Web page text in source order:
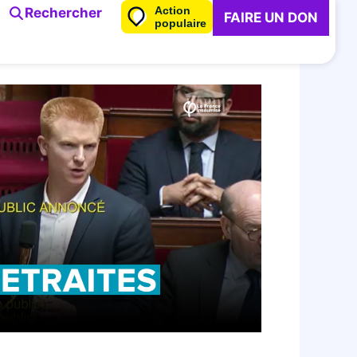
Rechercher
Action
populaire
FAIRE UN DON